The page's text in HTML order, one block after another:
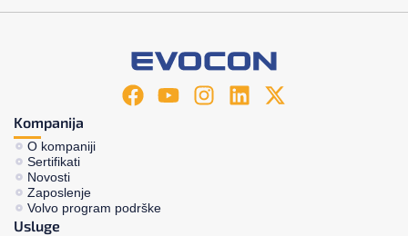
Kompanija
O kompaniji
Sertifikati
Novosti
Zaposlenje
Volvo program podrške
Usluge